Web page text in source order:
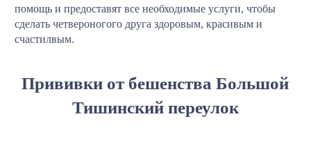
помощь и предоставят все необходимые услуги, чтобы
сделать четвероногого друга здоровым, красивым и
счастилвым.
Прививки от бешенства Большой
Тишинский переулок